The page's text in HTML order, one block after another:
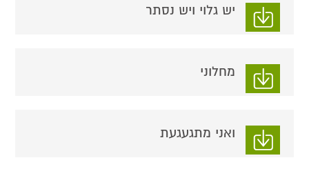
יש גלוי ויש נסתר
מחלוני
ואני מתגעגעת